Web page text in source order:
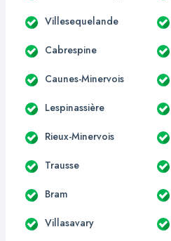
Villesequelande
Cabrespine
Caunes-Minervois
Lespinassière
Rieux-Minervois
Trausse
Bram
Villasavary